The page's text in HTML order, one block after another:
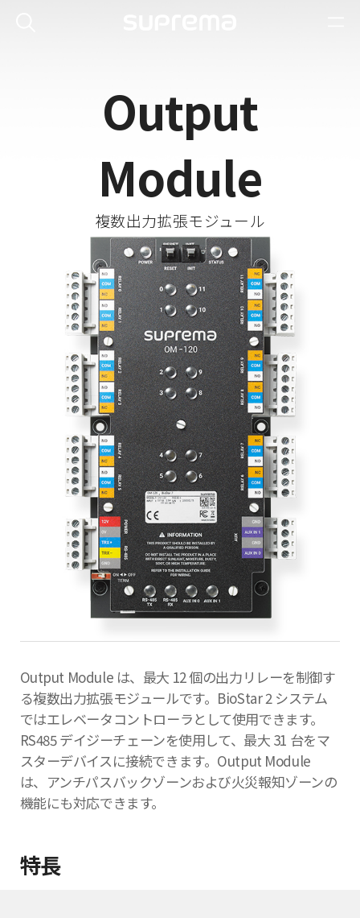
Output
Module
複数出力拡張モジュール
Output Module は、最大 12 個の出力リレーを制御す
る複数出力拡張モジュールです。BioStar 2 システム
ではエレベータコントローラとして使用できます。
RS485 デイジーチェーンを使用して、最大 31 台をマ
スターデバイスに接続できます。Output Module
は、アンチパスバックゾーンおよび火災報知ゾーンの
機能にも対応できます。
特長